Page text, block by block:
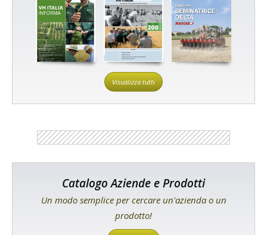
Visualizza tutti
Catalogo Aziende e Prodotti
Un modo semplice per cercare un'azienda o un
prodotto!